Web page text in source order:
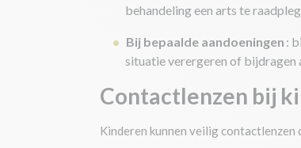
behandeling een arts te
Bij bepaalde aandoeningen :
situatie verergeren of bijdragen
Contactlenzen bij
Kinderen kunnen veilig contactlenzen